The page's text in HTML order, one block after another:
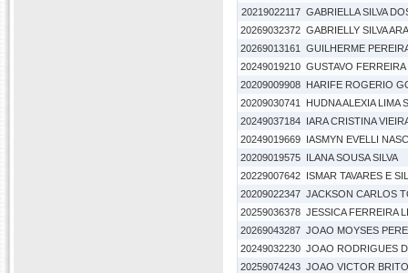
20219022117 GABRIELLA SILVA
20269032372 GABRIELLY SILVA
20269013161
GUILHERME
20249019210 GUSTAVO
20209009908 HARIFE ROGERIO
20209030741
HUDNA ALEXIA LIMA
20249037184 IARA CRISTINA
20249019669 IASMYN EVELLI
20209019575 ILANA SOUSA SILVA
20229007642 ISMAR TAVARES E
20209022347 JACKSON CARLOS
20259036378 JESSICA FERREIRA
20269043287 JOAO MOYSES
20249032230 JOAO RODRIGUES
20259074243 JOAO VICTOR